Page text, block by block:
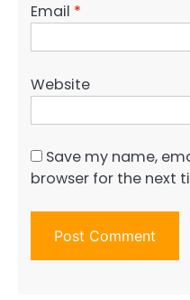
Email *
Website
Save my name,
browser for the next